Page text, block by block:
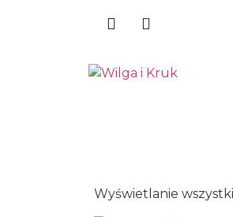
Wyświetlanie